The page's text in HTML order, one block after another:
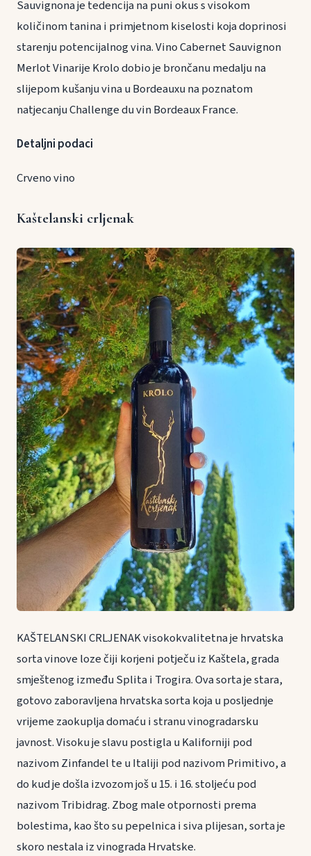
Sauvignona je tedencija na puni okus s visokom
količinom tanina i primjetnom kiselosti koja doprinosi
starenju potencijalnog vina. Vino Cabernet Sauvignon
Merlot Vinarije Krolo dobio je brončanu medalju na
slijepom kušanju vina u Bordeauxu na poznatom
natjecanju Challenge du vin Bordeaux France.
Detaljni podaci
Crveno vino
Kaštelanski crljenak
KAŠTELANSKI CRLJENAK visokokvalitetna je hrvatska
sorta vinove loze čiji korjeni potječu iz Kaštela, grada
smještenog između Splita i Trogira. Ova sorta je stara,
gotovo zaboravljena hrvatska sorta koja u posljednje
vrijeme zaokuplja domaću i stranu vinogradarsku
javnost. Visoku je slavu postigla u Kaliforniji pod
nazivom Zinfandel te u Italiji pod nazivom Primitivo, a
do kud je došla izvozom još u 15. i 16. stoljeću pod
nazivom Tribidrag. Zbog male otpornosti prema
bolestima, kao što su pepelnica i siva plijesan, sorta je
skoro nestala iz vinograda Hrvatske.